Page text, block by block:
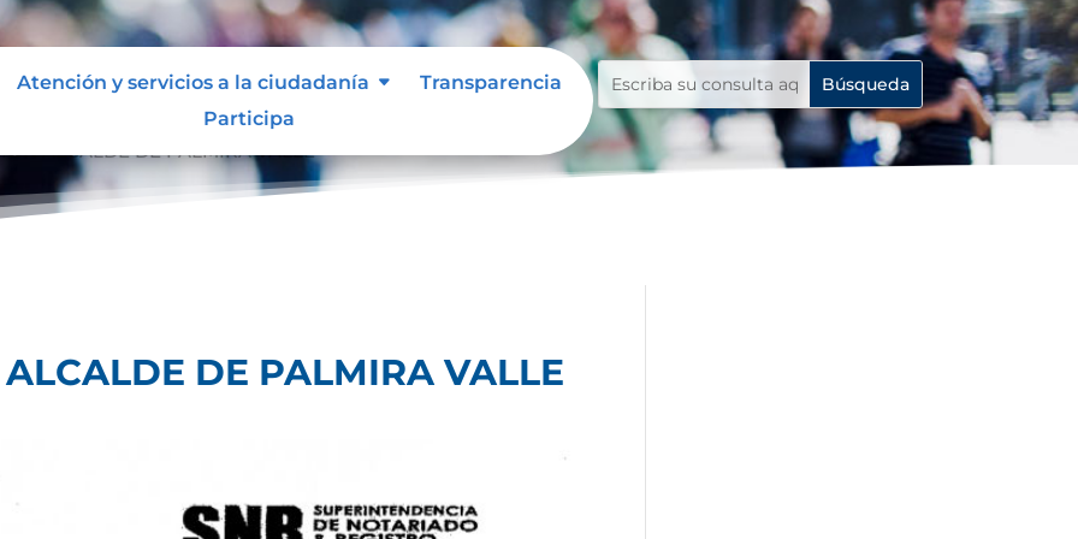
Atención y servicios a la ciudadanía
Transparencia
Participa
ALCALDE DE PALMIRA VALLE
DE PALMIRA VALLE